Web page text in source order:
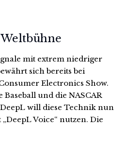
mit extrem niedriger
sich bereits bei
Electronics Show.
und die NASCAR
DeepL will diese Technik nun
Voice“ nutzen. Die